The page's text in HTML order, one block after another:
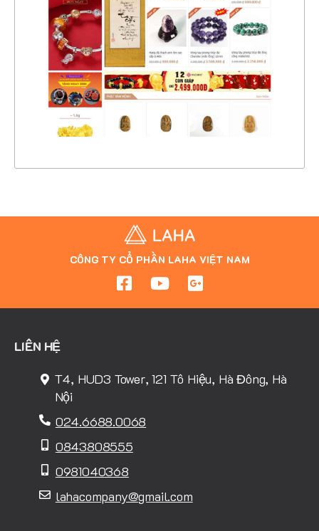
CHI TIẾT
XEM THỰC TẾ
CÔNG TY CỔ PHẦN LAHA VIỆT NAM
LIÊN HỆ
T4, HUD3 Tower, 121 Tô Hiệu, Hà Đông, Hà
Nội
024.6688.0068
0843808555
0981040368
lahacompany@gmail.com